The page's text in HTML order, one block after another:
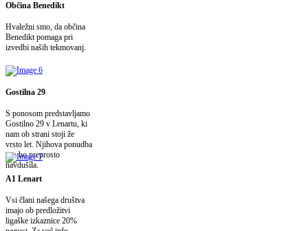
Občina Benedikt
Hvaležni smo, da občina
Benedikt pomaga pri
izvedbi naših tekmovanj.
Gostilna 29
S ponosom predstavljamo
Gostilno 29 v Lenartu, ki
nam ob strani stoji že
vrsto let. Njihova ponudba
vas bo preprosto
navdušila.
A1 Lenart
Vsi člani našega društva
imajo ob predložitvi
ligaške izkaznice 20%